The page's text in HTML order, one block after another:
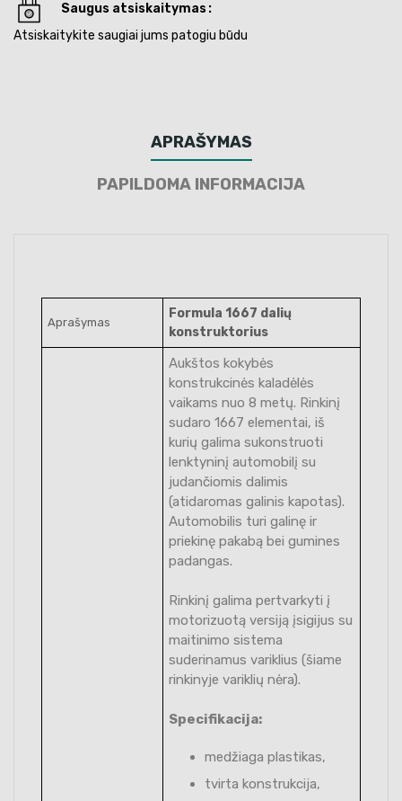
Saugus atsiskaitymas
Atsiskaitykite saugiai jums patogiu būdu
APRAŠYMAS
PAPILDOMA INFORMACIJA
Aprašymas
Formula 1667 dalių
konstruktorius
Aukštos kokybės
konstrukcinės kaladėlės
vaikams nuo 8 metų. Rinkinį
sudaro 1667 elementai, iš
kurių galima sukonstruoti
lenktyninį automobilį su
judančiomis dalimis
(atidaromas galinis kapotas).
Automobilis turi galinę ir
priekinę pakabą bei gumines
padangas.
Rinkinį galima pertvarkyti į
motorizuotą versiją įsigijus su
maitinimo sistema
suderinamus variklius (šiame
rinkinyje variklių nėra).
Specifikacija:
medžiaga plastikas,
tvirta konstrukcija,